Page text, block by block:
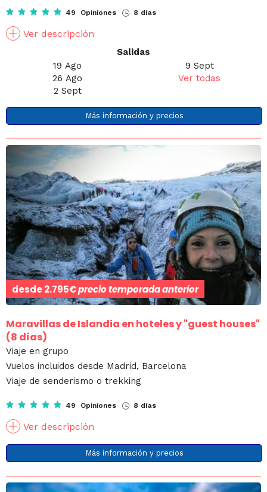
49 Opiniones 8 días
Ver descripción
Salidas
19 Ago
26 Ago
2 Sept
9 Sept
Ver todas
Más información y precios
desde2.795€precio temporada anterior
Maravillas de Islandia en hoteles y "guest houses"
(8 días)
Viaje en grupo
Vuelos incluidos desde Madrid, Barcelona
Viaje de senderismo o trekking
49 Opiniones 8 días
Ver descripción
Más información y precios